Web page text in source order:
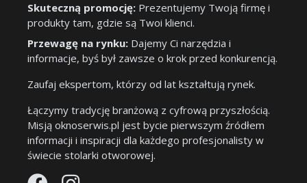
Skuteczną promocję: Prezentujemy Twoją firmę i
produkty tam, gdzie są Twoi klienci.
Przewagę na rynku: Dajemy Ci narzędzia i
informacje, byś był zawsze o krok przed konkurencją.
Zaufaj ekspertom, którzy od lat kształtują rynek.
Łączymy tradycję branżową z cyfrową przyszłością.
Misją oknoserwis.pl jest bycie pierwszym źródłem
informacji i inspiracji dla każdego profesjonalisty w
świecie stolarki otworowej.